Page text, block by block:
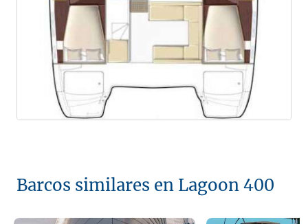
Barcos similares en Lagoon 400